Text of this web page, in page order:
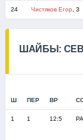
24 Чистяков Егор , З
ШАЙБЫ:
Ш ПЕР ВР
1 1 12:5